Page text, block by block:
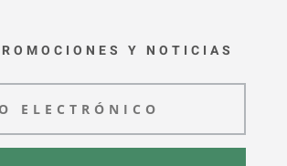
Y NOTICIAS